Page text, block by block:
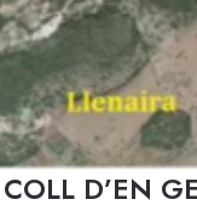
D’EN